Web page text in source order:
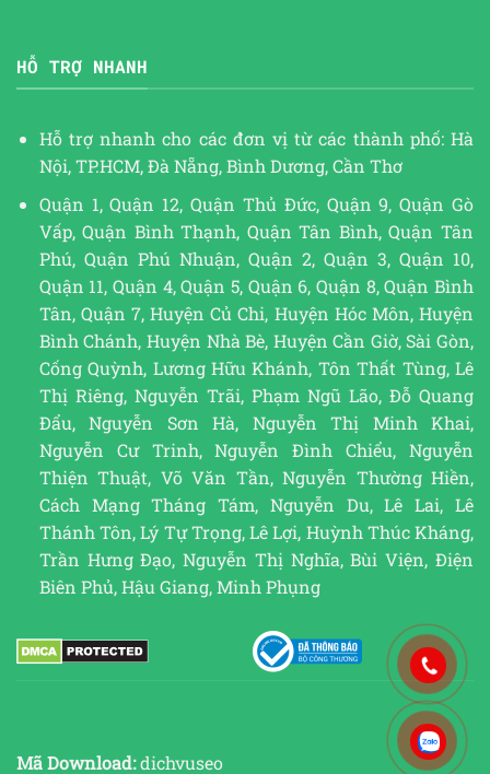
HỖ TRỢ NHANH
Hỗ trợ nhanh cho các đơn vị từ các thành phố: Hà
Nội, TP.HCM, Đà Nẵng, Bình Dương, Cần Thơ
Quận 1, Quận 12, Quận Thủ Đức, Quận 9, Quận Gò
Vấp, Quận Bình Thạnh, Quận Tân Bình, Quận Tân
Phú, Quận Phú Nhuận, Quận 2, Quận 3, Quận 10,
Quận 11, Quận 4, Quận 5, Quận 6, Quận 8, Quận Bình
Tân, Quận 7, Huyện Củ Chi, Huyện Hóc Môn, Huyện
Bình Chánh, Huyện Nhà Bè, Huyện Cần Giờ, Sài Gòn,
Cống Quỳnh, Lương Hữu Khánh, Tôn Thất Tùng, Lê
Thị Riêng, Nguyễn Trãi, Phạm Ngũ Lão, Đỗ Quang
Đẩu, Nguyễn Sơn Hà, Nguyễn Thị Minh Khai,
Nguyễn Cư Trinh, Nguyễn Đình Chiểu, Nguyễn
Thiện Thuật, Võ Văn Tần, Nguyễn Thường Hiền,
Cách Mạng Tháng Tám, Nguyễn Du, Lê Lai, Lê
Thánh Tôn, Lý Tự Trọng, Lê Lợi, Huỳnh Thúc Kháng,
Trần Hưng Đạo, Nguyễn Thị Nghĩa, Bùi Viện, Điện
Biên Phủ, Hậu Giang, Minh Phụng
Mã Download:dichvuseo